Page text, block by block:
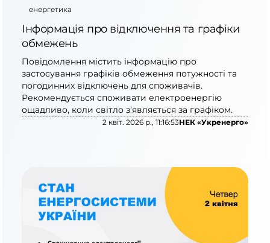
енергетика
Інформація про відключення та графіки
обмежень
Повідомлення містить інформацію про
застосування графіків обмеження потужності та
погодинних відключень для споживачів.
Рекомендується споживати електроенергію
ощадливо, коли світло з’являється за графіком.
2 квіт. 2026 р., 11:16:53НЕК «Укренерго»